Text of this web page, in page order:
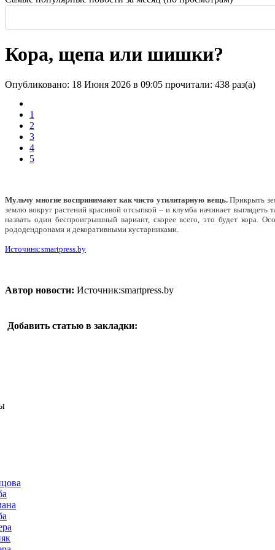
Кора, щепа или шишки?
Опубликовано: 18 Июня 2026 в 09:05 прочитали: 438 раз(а)
1
2
3
4
5
Мульчу многие воспринимают как чисто утилитарную вещь.Прикрыть
землю вокруг растений красивой отсыпкой – и клумба начинает
назвать один беспроигрышный вариант, скорее всего, это будет кора.
рододендронами и декоративными кустарниками.
Источинк:smartpress.by
Автор новости: Источник:smartpress.by
Добавить статью в закладки: